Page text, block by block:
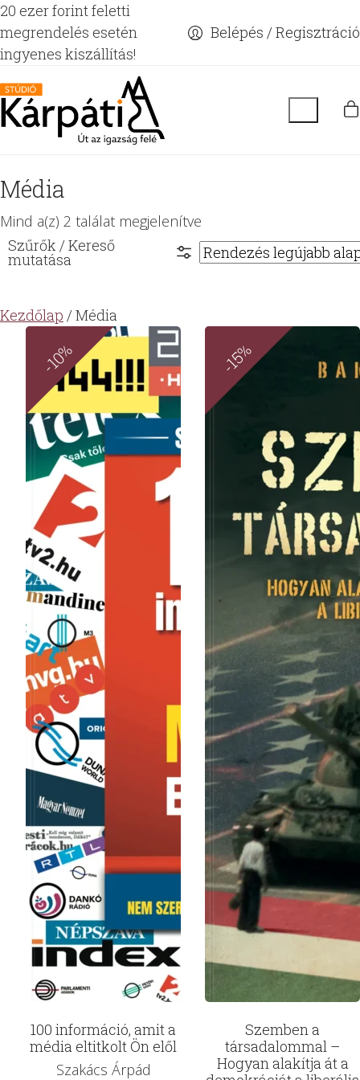
20 ezer forint feletti
megrendelés esetén
ingyenes kiszállítás!
Belépés / Regisztráció
Média
Mind a(z) 2 találat megjelenítve
by
latest
Kezdőlap / Média
-10%
100 információ, amit a
média eltitkolt Ön elől
Szakács Árpád
-15%
Szemben a
társadalommal –
Hogyan alakítja át a